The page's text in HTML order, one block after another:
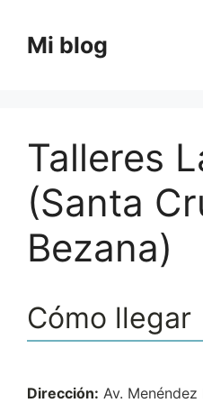
contenido
Mi blog
Talleres
(Santa
Bezana)
Cómo llegar
Dirección: Av. Menéndez